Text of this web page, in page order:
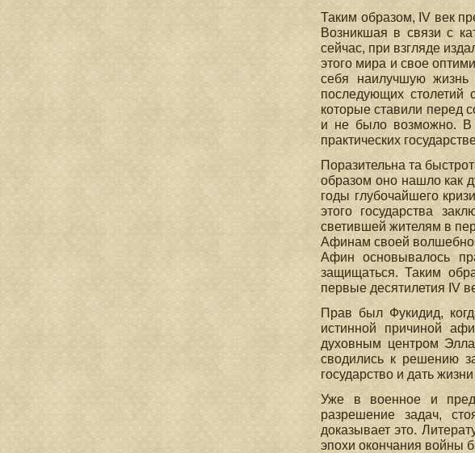
Таким образом, IV век
Возникшая в связи с
сейчас, при взгляде
этого мира и свое
себя наилучшую жизнь
последующих столетий
которые ставили перед
и не было возможно. В
практических
Поразительна та
образом оно нашло как
годы глубочайшего
этого государства
светившей жителям в
Афинам своей
Афин основывалось
защищаться. Таким
первые десятилетия IV
Прав был Фукидид,
истинной причиной
духовным центром
сводились к решению
государство и дать
Уже в военное и
разрешение задач,
доказывает это.
эпохи окончания войны